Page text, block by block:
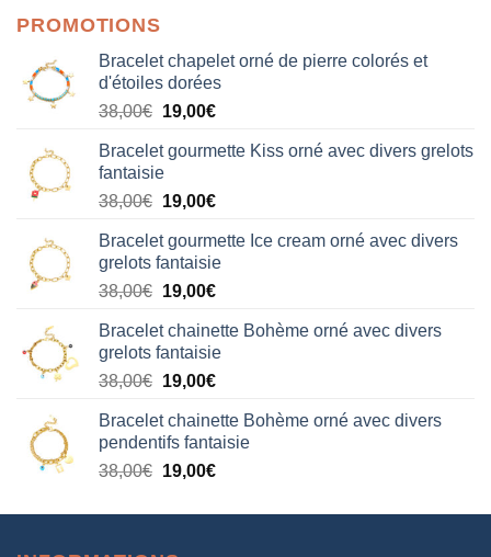
PROMOTIONS
Bracelet chapelet orné de pierre colorés et
d'étoiles dorées
38,00€ Le
initial
était :
38,00€.
19,00€Le
actuel
19,00€.
Bracelet gourmette Kiss orné avec divers grelots
fantaisie
38,00€ Le
initial
était :
38,00€.
19,00€Le
actuel
est :
19,00€.
Bracelet gourmette Ice cream orné avec divers
grelots fantaisie
38,00€ Le
initial
était :
38,00€.
19,00€Le
actuel
est :
19,00€.
Bracelet chainette Bohème orné avec divers
grelots fantaisie
38,00€ Le
initial
était :
38,00€.
19,00€Le
actuel
est :
19,00€.
Bracelet chainette Bohème orné avec divers
pendentifs fantaisie
38,00€ Le
initial
19,00€Le
actuel